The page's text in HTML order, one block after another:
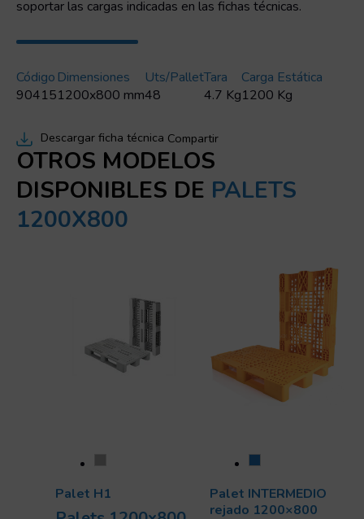
soportar las cargas indicadas en las fichas técnicas.
Código
90415
Dimensiones
1200x800 mm
Uts/pallet
48
Tara
4.7 Kg
Carga Estática
1200 Kg
Descargar ficha técnica Compartir
OTROS MODELOS
DISPONIBLES DE PALETS
1200X800
Palet H1
Palet INTERMEDIO
rejado 1200×800